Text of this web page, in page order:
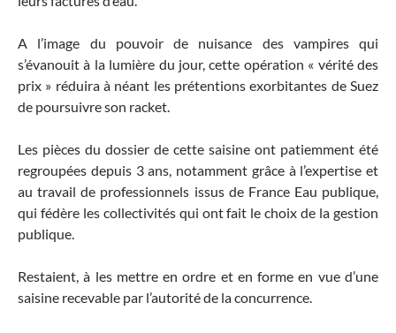
A l’image du pouvoir de nuisance des vampires qui
s’évanouit à la lumière du jour, cette opération « vérité des
prix » réduira à néant les prétentions exorbitantes de Suez
de poursuivre son racket.
Les pièces du dossier de cette saisine ont patiemment été
regroupées depuis 3 ans, notamment grâce à l’expertise et
au travail de professionnels issus de France Eau publique,
qui fédère les collectivités qui ont fait le choix de la gestion
publique.
Restaient, à les mettre en ordre et en forme en vue d’une
saisine recevable par l’autorité de la concurrence.